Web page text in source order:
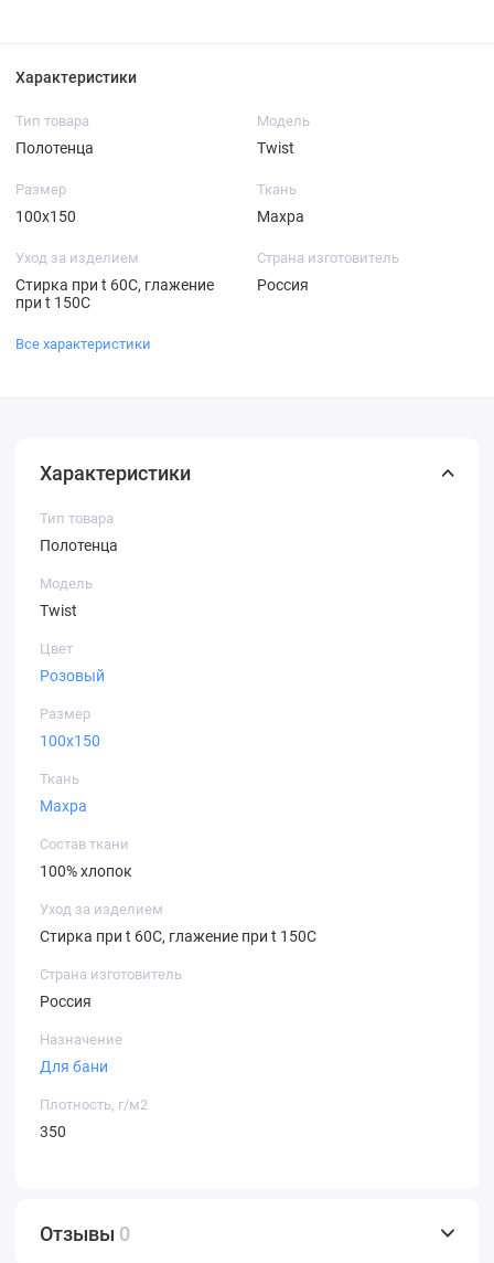
Характеристики
Тип товара
Полотенца
Модель
Twist
Размер
100х150
Ткань
Махра
Уход за изделием
Стирка при t 60С, глажение
при t 150С
Страна изготовитель
Россия
Все характеристики
Характеристики
Тип товара
Полотенца
Модель
Twist
Цвет
Розовый
Размер
100х150
Ткань
Махра
Состав ткани
100% хлопок
Уход за изделием
Стирка при t 60С, глажение при t 150С
Страна изготовитель
Россия
Назначение
Для бани
Плотность, г/м2
350
Отзывы 0